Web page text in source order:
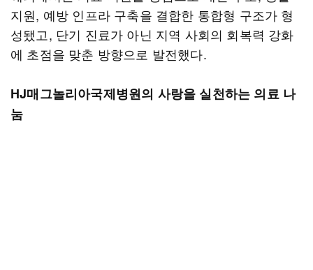
지원, 예방 인프라 구축을 결합한 통합형 구조가 형
성됐고, 단기 진료가 아닌 지역 사회의 회복력 강화
에 초점을 맞춘 방향으로 발전했다.
HJ매그놀리아국제병원의 사랑을 실천하는 의료 나
눔